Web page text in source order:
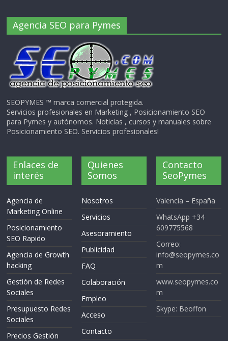
Agencia SEO para Pymes
SEOPYMES ™ marca comercial protegida.
Servicios profesionales en Marketing , Posicionamiento SEO
para Pymes y autónomos. Noticias , cursos y manuales sobre
Posicionamiento SEO. Servicios profesionales!
Enlaces de
interés
Agencia de
Marketing Online
Posicionamiento
SEO Rapido
Agencia de Growth
hacking
Gestión de Redes
Sociales
Presupuesto Redes
Sociales
Precios Gestión
Quienes
Somos
Nosotros
Servicios
Asesoramiento
Publicidad
FAQ
Colaboración
Empleo
Acceso
Contacto
Contacto
SeoPymes
Valencia – España
WhatsApp +34
609775568
Correo:
info@seopymes.co
m
www.seopymes.co
m
Skype: Beoffon